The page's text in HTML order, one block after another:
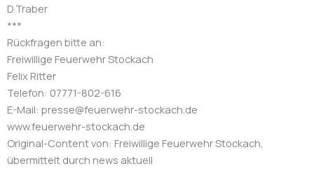
D.Traber
***
Rückfragen bitte an:
Freiwillige Feuerwehr Stockach
Felix Ritter
Telefon: 07771-802-616
E-Mail: presse@feuerwehr-stockach.de
www.feuerwehr-stockach.de
Original-Content von: Freiwillige Feuerwehr Stockach,
übermittelt durch news aktuell